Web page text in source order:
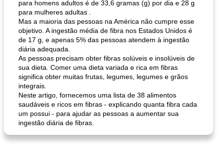
para homens adultos é de 33,6 gramas (g) por dia e 28 g
para mulheres adultas .
Mas a maioria das pessoas na América não cumpre esse
objetivo. A ingestão média de fibra nos Estados Unidos é
de 17 g, e apenas 5% das pessoas atendem à ingestão
diária adequada.
As pessoas precisam obter fibras solúveis e insolúveis de
sua dieta. Comer uma dieta variada e rica em fibras
significa obter muitas frutas, legumes, legumes e grãos
integrais.
Neste artigo, fornecemos uma lista de 38 alimentos
saudáveis ​​e ricos em fibras - explicando quanta fibra cada
um possui - para ajudar as pessoas a aumentar sua
ingestão diária de fibras.